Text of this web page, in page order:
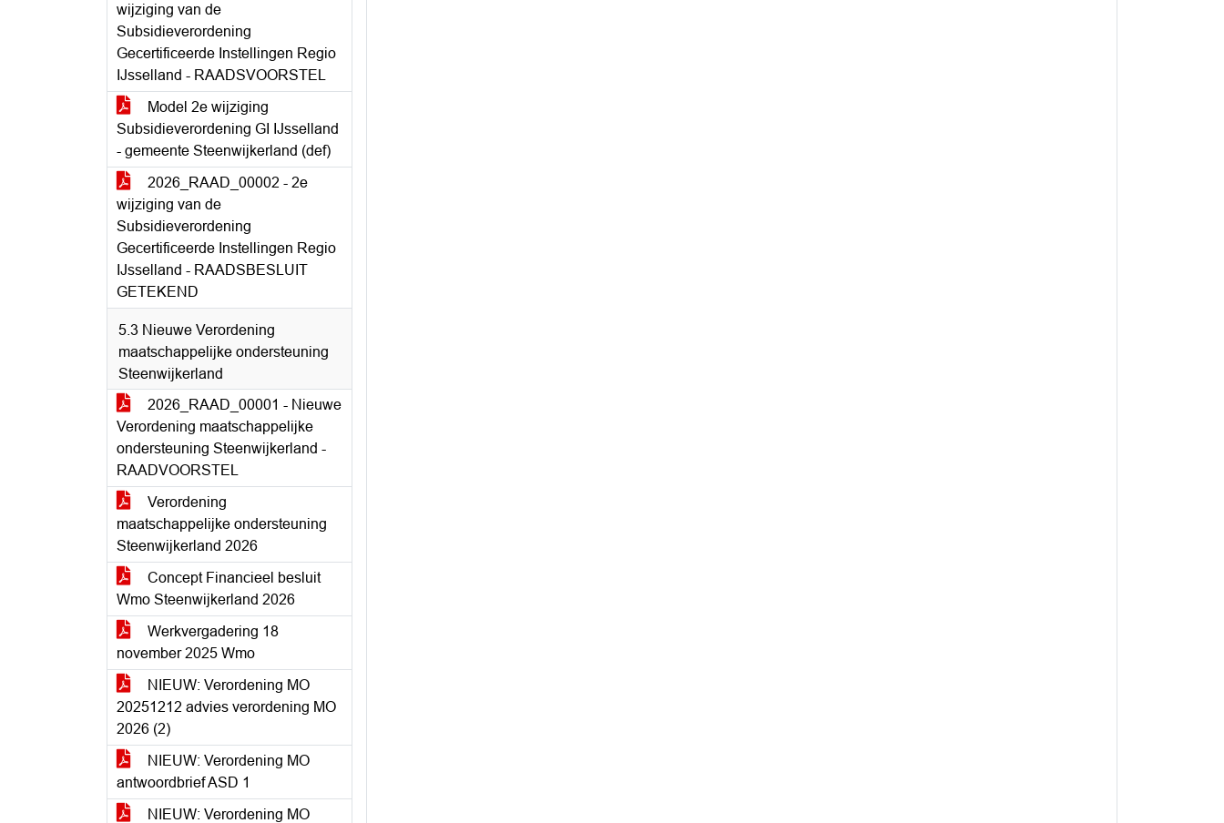
wijziging van de
Subsidieverordening
Gecertificeerde Instellingen Regio
IJsselland - RAADSVOORSTEL
Model 2e wijziging
Subsidieverordening GI IJsselland
- gemeente Steenwijkerland (def)
2026_RAAD_00002 - 2e
wijziging van de
Subsidieverordening
Gecertificeerde Instellingen Regio
IJsselland - RAADSBESLUIT
GETEKEND
5.3 Nieuwe Verordening
maatschappelijke ondersteuning
Steenwijkerland
2026_RAAD_00001 - Nieuwe
Verordening maatschappelijke
ondersteuning Steenwijkerland -
RAADVOORSTEL
Verordening
maatschappelijke ondersteuning
Steenwijkerland 2026
Concept Financieel besluit
Wmo Steenwijkerland 2026
Werkvergadering 18
november 2025 Wmo
NIEUW: Verordening MO
20251212 advies verordening MO
2026 (2)
NIEUW: Verordening MO
antwoordbrief ASD 1
NIEUW: Verordening MO